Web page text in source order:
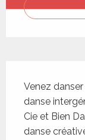
Venez
danse
Cie et Bien
danse